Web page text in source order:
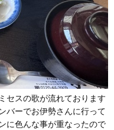
セスの歌が流れております
バーでお伊勢さんに行って
に色んな事が重なったので